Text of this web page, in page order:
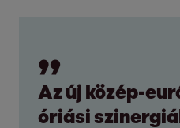
Az új közép-
óriási